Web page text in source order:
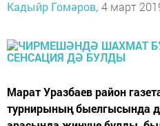
Кадыйр Гомәров, 4 март
Марат Уразбаев район
турнирының быелгысында